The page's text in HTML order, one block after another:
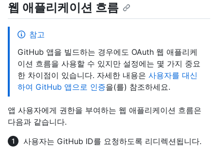
웹 애플리케이션 흐름
참고
GitHub 앱을 빌드하는 경우에도 OAuth 웹 애플리케
이션 흐름을 사용할 수 있지만 설정에는 몇 가지 중요
한 차이점이 있습니다. 자세한 내용은 사용자를 대신
하여 GitHub 앱으로 인증을(를) 참조하세요.
앱 사용자에게 권한을 부여하는 웹 애플리케이션 흐름은
다음과 같습니다.
사용자는 GitHub ID를 요청하도록 리디렉션됩니다.